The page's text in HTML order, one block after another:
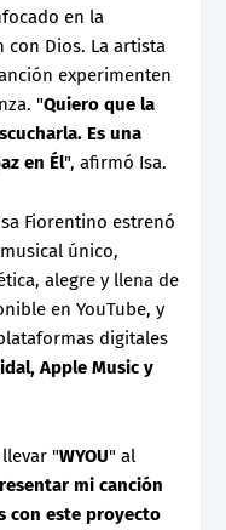
en la
con Dios. La artista
experimenten
"Quiero que la
Es una
en Él", afirmó Isa.
Fiorentino estrenó
único,
alegre y llena de
en YouTube, y
digitales
Apple Music y
"WYOU" al
mi canción
con este proyecto